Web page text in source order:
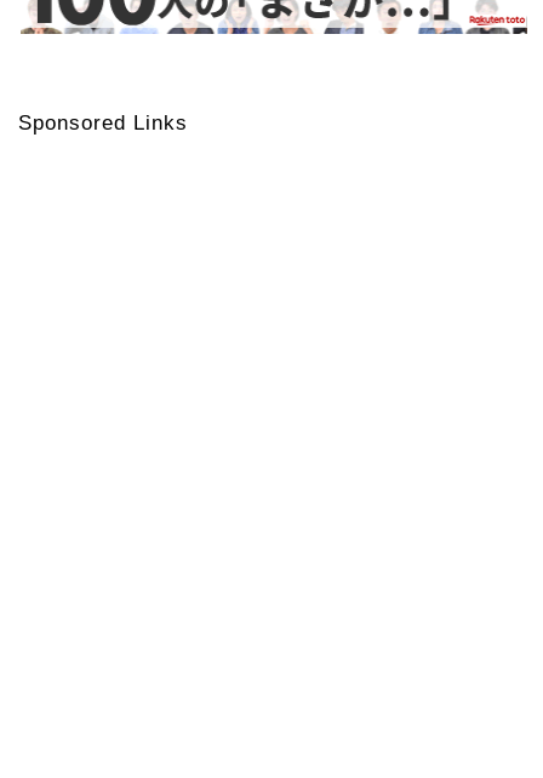
Sponsored Links